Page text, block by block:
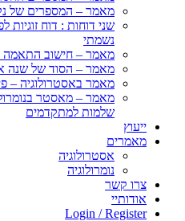
מאמר – המספרים של
שני דוחות : דוח זוגיות
נשמתי
מאמר – חישוב התאמה
מאמר – הסוד של שנה אישית 3, שנת
מאמר באסטרולוגיה –
מאמר – מאסטר
שלמות למתקדמים
ייעוץ
מאמרים
אסטרולוגיה
נומרולוגיה
צרו קשר
אודותיי
Login / Register